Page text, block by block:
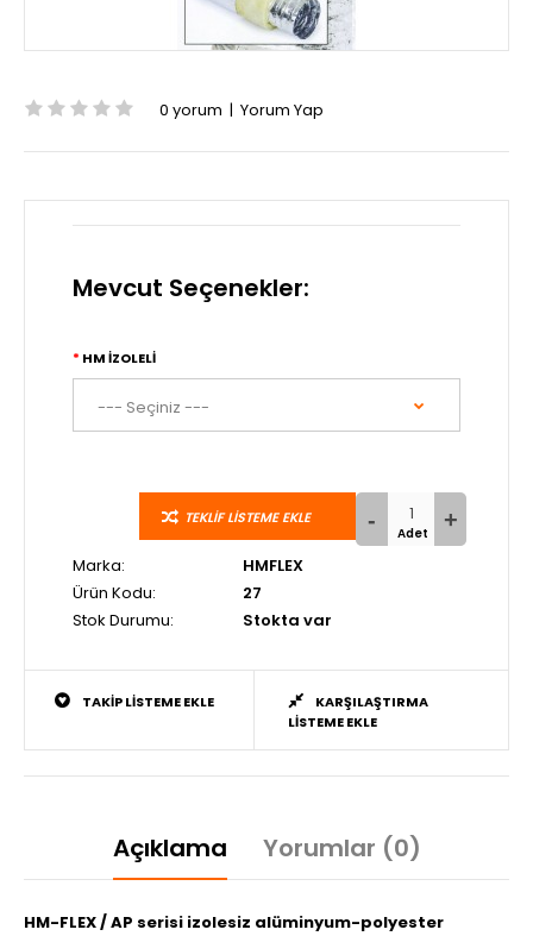
0 yorum | Yorum Yap
Mevcut Seçenekler:
HM İZOLELİ
TEKLIF LISTEME EKLE
Marka:
HMFLEX
Ürün Kodu:
27
Stok Durumu:
Stokta var
TAKIP LISTEME EKLE
KARŞILAŞTIRMA
LISTEME EKLE
Açıklama Yorumlar (0)
HM-FLEX / AP serisi izolesiz alüminyum-polyester